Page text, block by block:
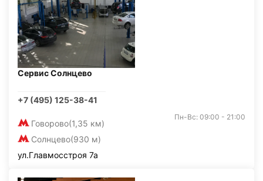
Сервис Солнцево
+7 (495) 125-38-41
Говорово(1,35 км)
Солнцево(930 м)
Пн-Вс: 09:00 - 21:00
ул.Главмосстроя 7а